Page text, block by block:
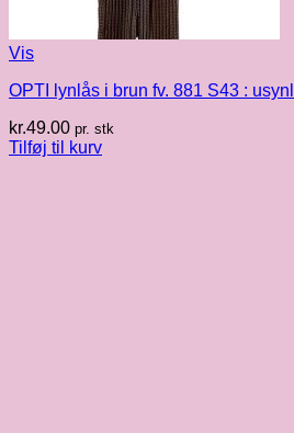
Vis
OPTI lynlås i brun fv. 881 S43 :
kr.49.00 pr. stk
Tilføj til kurv